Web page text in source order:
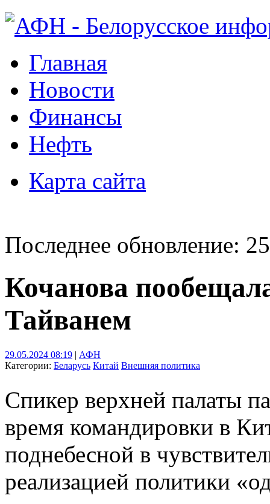
Главная
Новости
Финансы
Нефть
Карта сайта
Последнее обновление:
Кочанова
Тайванем
29.05.2024 08:19 | АФН
Категории: Беларусь Китай Внешняя политика
Спикер верхней палаты
время командировки в
поднебесной в
реализацией политики